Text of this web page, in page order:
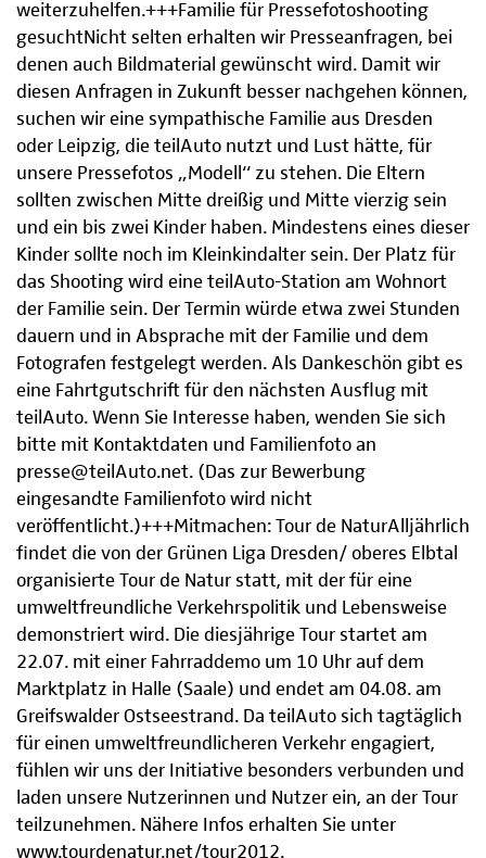
weiterzuhelfen.+++Familie für Pressefotoshooting
gesuchtNicht selten erhalten wir Presseanfragen, bei
denen auch Bildmaterial gewünscht wird. Damit wir
diesen Anfragen in Zukunft besser nachgehen können,
suchen wir eine sympathische Familie aus Dresden
oder Leipzig, die teilAuto nutzt und Lust hätte, für
unsere Pressefotos „Modell“ zu stehen. Die Eltern
sollten zwischen Mitte dreißig und Mitte vierzig sein
und ein bis zwei Kinder haben. Mindestens eines dieser
Kinder sollte noch im Kleinkindalter sein. Der Platz für
das Shooting wird eine teilAuto-Station am Wohnort
der Familie sein. Der Termin würde etwa zwei Stunden
dauern und in Absprache mit der Familie und dem
Fotografen festgelegt werden. Als Dankeschön gibt es
eine Fahrtgutschrift für den nächsten Ausflug mit
teilAuto. Wenn Sie Interesse haben, wenden Sie sich
bitte mit Kontaktdaten und Familienfoto an
presse@teilAuto.net. (Das zur Bewerbung
eingesandte Familienfoto wird nicht
veröffentlicht.)+++Mitmachen: Tour de NaturAlljährlich
findet die von der Grünen Liga Dresden/ oberes Elbtal
organisierte Tour de Natur statt, mit der für eine
umweltfreundliche Verkehrspolitik und Lebensweise
demonstriert wird. Die diesjährige Tour startet am
22.07. mit einer Fahrraddemo um 10 Uhr auf dem
Marktplatz in Halle (Saale) und endet am 04.08. am
Greifswalder Ostseestrand. Da teilAuto sich tagtäglich
für einen umweltfreundlicheren Verkehr engagiert,
fühlen wir uns der Initiative besonders verbunden und
laden unsere Nutzerinnen und Nutzer ein, an der Tour
teilzunehmen. Nähere Infos erhalten Sie unter
www.tourdenatur.net/tour2012.